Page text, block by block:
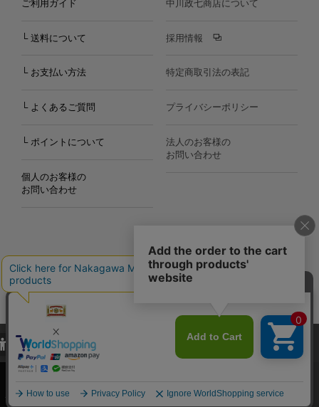
ご利用ガイド
└ 送料について
└ お支払い方法
└ よくあるご質問
└ ポイントについて
個人のお客様の
お問い合わせ
中川政七商店について
採用情報
特定商取引法の表記
プライバシーポリシー
法人のお客様の
お問い合わせ
Copyright©2000
Nakagawa Masashichi Shoten All Rights Reserved.
当サイトでは、当サイト内における閲覧履歴・属性情報などの取得およ
び利便性向上のためにクッキー（Cookie）を使用いたします。詳細に
関しては「プライバシーポリシー
承諾する